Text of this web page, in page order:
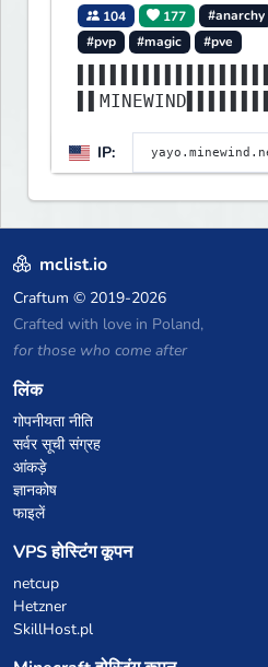
104 177 #anarchy
#pvp
#magic #pve
IP:
mclist.io
Craftum © 2019-2026
Crafted with love in Poland,
for those who come after
लिंक
गोपनीयता नीति
सर्वर सूची संग्रह
आंकड़े
ज्ञानकोष
फाइलें
VPS होस्टिंग कूपन
netcup
Hetzner
SkillHost.pl